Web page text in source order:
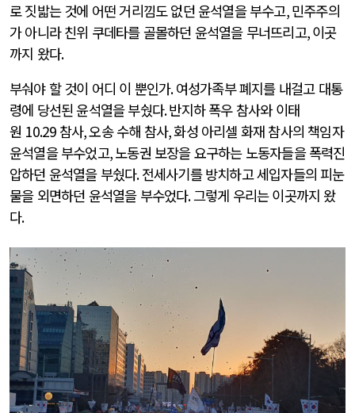
로 짓밟는 것에 어떤 거리낌도 없던 윤석열을 부수고,민주주의
가 아니라 친위 쿠데타를 골몰하던 윤석열을 무너뜨리고,이곳
까지 왔다.
부숴야 할 것이 어디 이 뿐인가.여성가족부 폐지를 내걸고 대통
령에 당선된 윤석열을 부쉈다.반지하 폭우 참사와 이태
원 10.29 참사,오송 수해 참사,화성 아리셀 화재 참사의 책임자
윤석열을 부수었고,노동권 보장을 요구하는 노동자들을 폭력진
압하던 윤석열을 부쉈다.전세사기를 방치하고 세입자들의 피눈
물을 외면하던 윤석열을 부수었다.그렇게 우리는 이곳까지 왔
다.